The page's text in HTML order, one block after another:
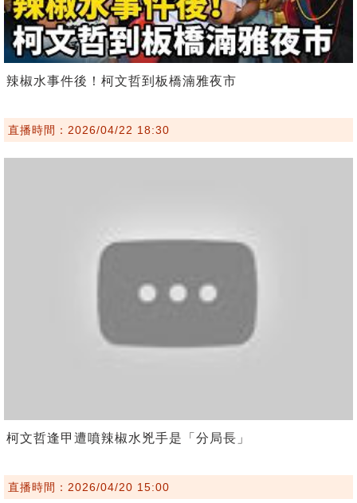
辣椒水事件後！柯文哲到板橋湳雅夜市
直播時間：2026/04/22 18:30
柯文哲逢甲遭噴辣椒水兇手是「分局長」
直播時間：2026/04/20 15:00